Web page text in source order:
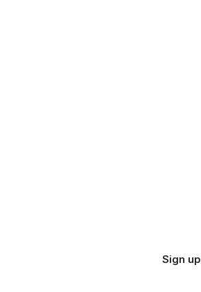
Sign up